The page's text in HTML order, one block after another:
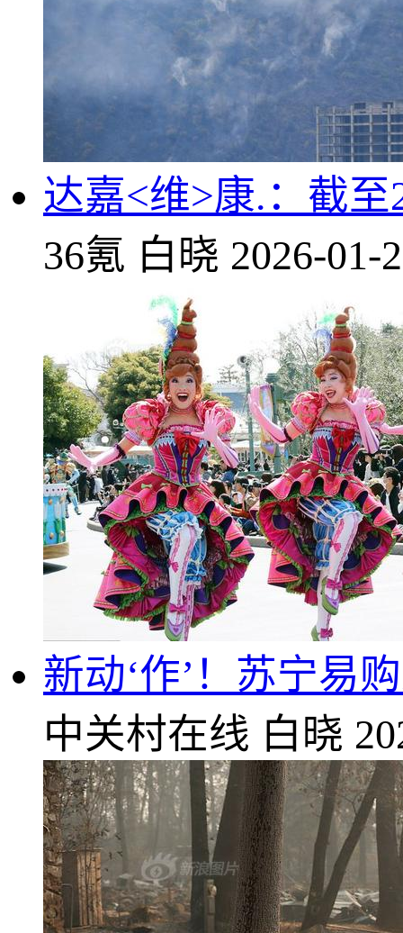
达嘉<维>康.：截至
36氪 白晓 2026-01-
新动‘作’！苏宁易
中关村在线 白晓